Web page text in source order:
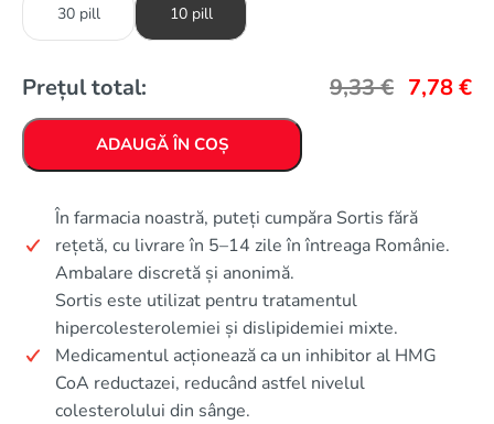
30 pill 10 pill
Prețul total: 9,33€ 7,78€
ADAUGĂ ÎN COȘ
În farmacia noastră, puteți cumpăra Sortis fără
rețetă, cu livrare în 5–14 zile în întreaga Românie.
Ambalare discretă și anonimă.
Sortis este utilizat pentru tratamentul
hipercolesterolemiei și dislipidemiei mixte.
Medicamentul acționează ca un inhibitor al HMG
CoA reductazei, reducând astfel nivelul
colesterolului din sânge.